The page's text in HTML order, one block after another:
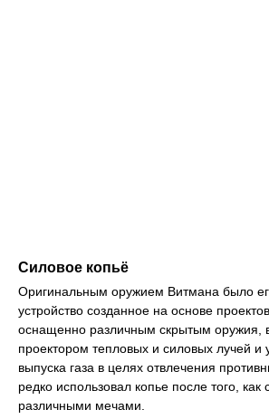
Силовое копьё
Оригинальным оружием Витмана было
устройство созданное на основе
оснащенно различным скрытым оружия,
проектором тепловых и силовых лучей и
выпуска газа в целях отвлечения
редко использовал копье после того, как
различными мечами.